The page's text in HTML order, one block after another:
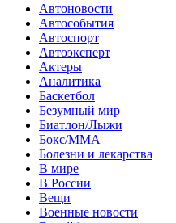
Автоновости
Автособытия
Автоспорт
Автоэксперт
Актеры
Аналитика
Баскетбол
Безумный мир
Биатлон/Лыжи
Бокс/MMA
Болезни и лекарства
В мире
В России
Вещи
Военные новости